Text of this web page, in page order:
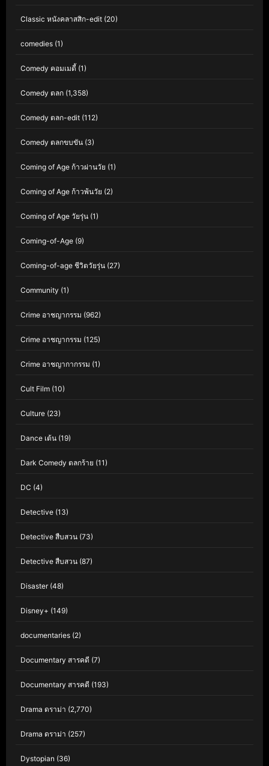
Classic หนังคลาสสิก-edit (20)
comedies (1)
Comedy คอมเมดี้ (1)
Comedy ตลก (1,358)
Comedy ตลก-edit (112)
Comedy ตลกขบขัน (3)
Coming of Age ก้าวผ่านวัย (1)
Coming of Age ก้าวพ้นวัย (2)
Coming of Age วัยรุ่น (1)
Coming-of-Age (9)
Coming-of-age ชีวิตวัยรุ่น (27)
Community (1)
Crime อาชญากรรม (962)
Crime อาชญากรรม (125)
Crime อาชญากากรรม (1)
Cult Film (10)
Culture (23)
Dance เต้น (19)
Dark Comedy ตลกร้าย (11)
DC (4)
Detective (13)
Detective สืบสวน (73)
Detective สืบสวน (87)
Disaster(48)
Disney+ (149)
documentaries (2)
Documentary สารคดี (7)
Documentary สารคดี (193)
Drama ดราม่า (2,770)
Drama ดราม่า (257)
Dystopian (36)